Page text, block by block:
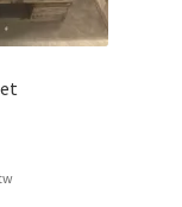
prijs was: €904,96.
prijs is: €888,43.